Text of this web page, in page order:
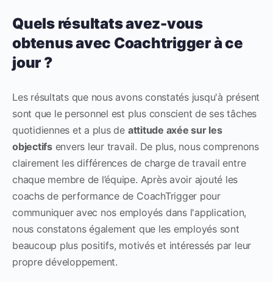
Quels résultats avez-vous
obtenus avec Coachtrigger à ce
jour ?
Les résultats que nous avons constatés jusqu'à présent
sont que le personnel est plus conscient de ses tâches
quotidiennes et a plus de attitude axée sur les
objectifsenvers leur travail. De plus, nous comprenons
clairement les différences de charge de travail entre
chaque membre de l’équipe. Après avoir ajouté les
coachs de performance de CoachTrigger pour
communiquer avec nos employés dans l'application,
nous constatons également que les employés sont
beaucoup plus positifs, motivés et intéressés par leur
propre développement.